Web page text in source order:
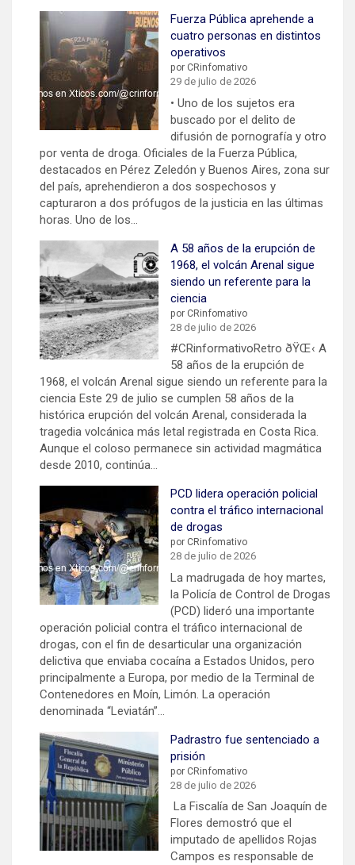
Fuerza Pública aprehende a
cuatro personas en distintos
operativos
por CRinfomativo
29 de julio de 2026
• Uno de los sujetos era
buscado por el delito de
difusión de pornografía y otro
por venta de droga. Oficiales de la Fuerza Pública,
destacados en Pérez Zeledón y Buenos Aires, zona sur
del país, aprehendieron a dos sospechosos y
capturaron a dos prófugos de la justicia en las últimas
horas. Uno de los…
A 58 años de la erupción de
1968, el volcán Arenal sigue
siendo un referente para la
ciencia
por CRinfomativo
28 de julio de 2026
#CRinformativoRetro ðŸŒ‹ A
58 años de la erupción de
1968, el volcán Arenal sigue siendo un referente para la
ciencia Este 29 de julio se cumplen 58 años de la
histórica erupción del volcán Arenal, considerada la
tragedia volcánica más letal registrada en Costa Rica.
Aunque el coloso permanece sin actividad magmática
desde 2010, continúa…
PCD lidera operación policial
contra el tráfico internacional
de drogas
por CRinfomativo
28 de julio de 2026
La madrugada de hoy martes,
la Policía de Control de Drogas
(PCD) lideró una importante
operación policial contra el tráfico internacional de
drogas, con el fin de desarticular una organización
delictiva que enviaba cocaína a Estados Unidos, pero
principalmente a Europa, por medio de la Terminal de
Contenedores en Moín, Limón. La operación
denominada “Leviatán”…
Padrastro fue sentenciado a
prisión
por CRinfomativo
28 de julio de 2026
La Fiscalía de San Joaquín de
Flores demostró que el
imputado de apellidos Rojas
Campos es responsable de